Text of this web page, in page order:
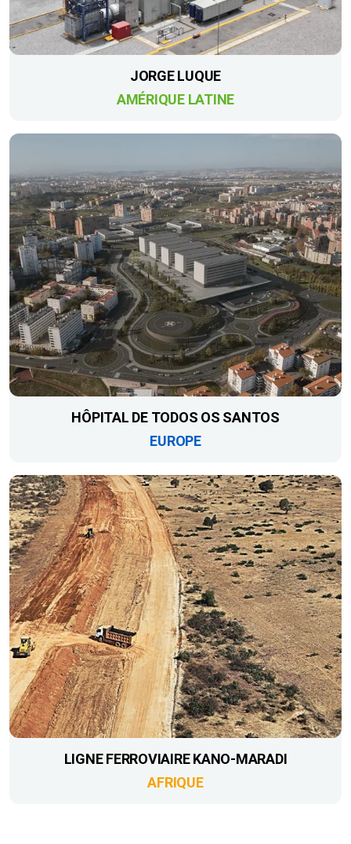
JORGE LUQUE
AMÉRIQUE LATINE
HÔPITAL DE TODOS OS SANTOS
EUROPE
LIGNE FERROVIAIRE KANO-MARADI
AFRIQUE